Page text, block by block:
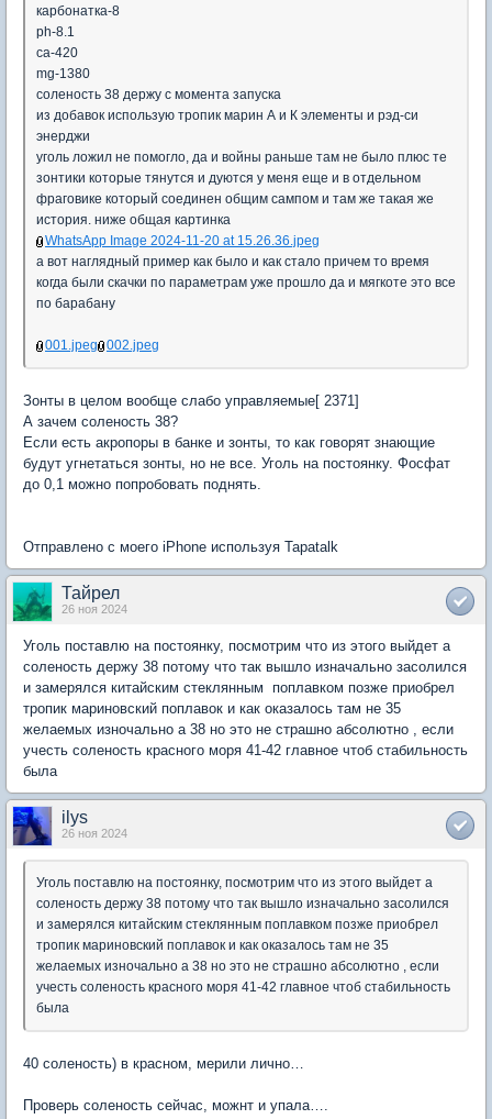
карбонатка-8
ph-8.1
ca-420
mg-1380
соленость 38 держу с момента запуска
из добавок использую тропик марин А и К элементы и рэд-си
энерджи
уголь ложил не помогло, да и войны раньше там не было плюс те
зонтики которые тянутся и дуются у меня еще и в отдельном
фраговике который соединен общим сампом и там же такая же
история. ниже общая картинка
WhatsApp Image 2024-11-20 at 15.26.36.jpeg
а вот наглядный пример как было и как стало причем то время
когда были скачки по параметрам уже прошло да и мягкоте это все
по барабану
001.jpeg 002.jpeg
Зонты в целом вообще слабо управляемые[ 2371]
А зачем соленость 38?
Если есть акропоры в банке и зонты, то как говорят знающие
будут угнетаться зонты, но не все. Уголь на постоянку. Фосфат
до 0,1 можно попробовать поднять.
Отправлено с моего iPhone используя Tapatalk
Тайрел
26 ноя 2024
Уголь поставлю на постоянку, посмотрим что из этого выйдет а
соленость держу 38 потому что так вышло изначально засолился
и замерялся китайским стеклянным поплавком позже приобрел
тропик мариновский поплавок и как оказалось там не 35
желаемых изночально а 38 но это не страшно абсолютно , если
учесть соленость красного моря 41-42 главное чтоб стабильность
была
ilys
26 ноя 2024
Уголь поставлю на постоянку, посмотрим что из этого выйдет а
соленость держу 38 потому что так вышло изначально засолился
и замерялся китайским стеклянным поплавком позже приобрел
тропик мариновский поплавок и как оказалось там не 35
желаемых изночально а 38 но это не страшно абсолютно , если
учесть соленость красного моря 41-42 главное чтоб стабильность
была
40 соленость) в красном, мерили лично…
Проверь соленость сейчас, можнт и упала….